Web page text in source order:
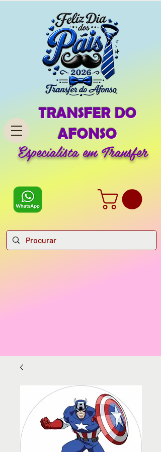
Especialista em Transfer
TRANSFER DO
AFONSO